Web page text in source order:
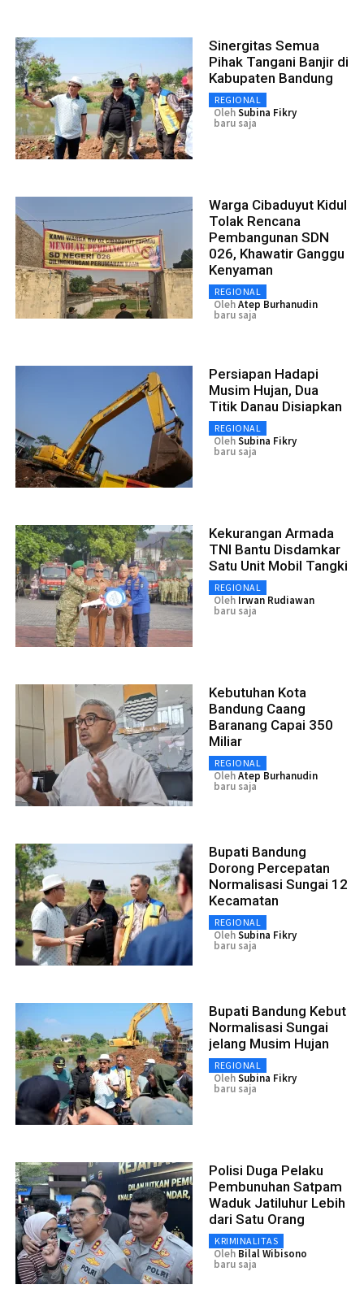
Sinergitas Semua
Pihak Tangani Banjir di
Kabupaten Bandung
REGIONAL
OlehSubina Fikry
baru saja
Warga Cibaduyut Kidul
Tolak Rencana
Pembangunan SDN
026, Khawatir Ganggu
Kenyaman
REGIONAL
OlehAtep Burhanudin
baru saja
Persiapan Hadapi
Musim Hujan, Dua
Titik Danau Disiapkan
REGIONAL
OlehSubina Fikry
baru saja
Kekurangan Armada
TNI Bantu Disdamkar
Satu Unit Mobil Tangki
REGIONAL
Oleh Irwan Rudiawan
baru saja
Kebutuhan Kota
Bandung Caang
Baranang Capai 350
Miliar
REGIONAL
OlehAtep Burhanudin
baru saja
Bupati Bandung
Dorong Percepatan
Normalisasi Sungai 12
Kecamatan
REGIONAL
OlehSubina Fikry
baru saja
Bupati Bandung Kebut
Normalisasi Sungai
jelang Musim Hujan
REGIONAL
OlehSubina Fikry
baru saja
Polisi Duga Pelaku
Pembunuhan Satpam
Waduk Jatiluhur Lebih
dari Satu Orang
KRIMINALITAS
Oleh Bilal Wibisono
baru saja